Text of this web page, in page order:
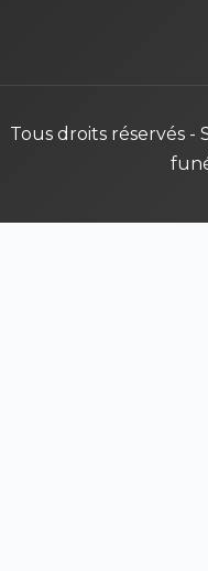
Tous droits réservés